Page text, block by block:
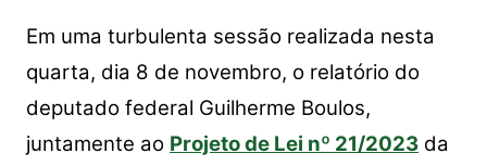
k
Em uma turbulenta sessão realizada nesta
quarta, dia 8 de novembro, o relatório do
deputado federal Guilherme Boulos,
juntamente ao Projeto de Lei nº 21/2023da